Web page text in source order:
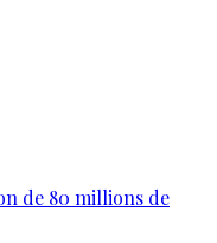
de 80 millions de